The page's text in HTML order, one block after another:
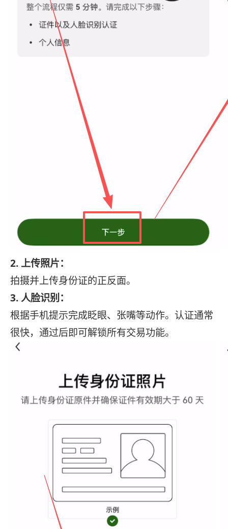
2. 上传照片：
拍摄并上传身份证的正反面。
3. 人脸识别：
根据手机提示完成眨眼、张嘴等动作。认证通常
很快，通过后即可解锁所有交易功能。